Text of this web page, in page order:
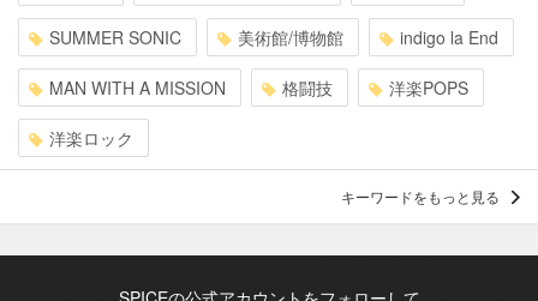
SUMMER SONIC 美術館/博物館 indigo la End
MAN WITH A MISSION 格闘技 洋楽POPS
洋楽ロック
キーワードをもっと見る